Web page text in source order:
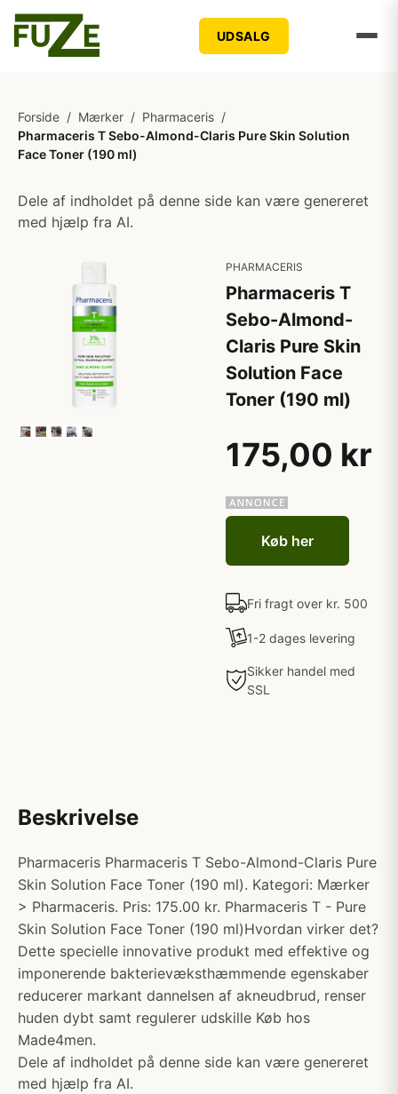
UDSALG
Forside / Mærker / Pharmaceris /
Pharmaceris T Sebo-Almond-Claris Pure Skin Solution
Face Toner (190 ml)
Dele af indholdet på denne side kan være genereret
med hjælp fra AI.
PHARMACERIS
Pharmaceris T
Sebo-Almond-
Claris Pure Skin
Solution Face
Toner (190 ml)
175,00 kr
Køb her
Fri fragt over kr. 500
1-2 dages levering
Sikker handel med
SSL
Beskrivelse
Pharmaceris Pharmaceris T Sebo-Almond-Claris Pure
Skin Solution Face Toner (190 ml). Kategori: Mærker
> Pharmaceris. Pris: 175.00 kr. Pharmaceris T - Pure
Skin Solution Face Toner (190 ml)Hvordan virker det?
Dette specielle innovative produkt med effektive og
imponerende bakterievæksthæmmende egenskaber
reducerer markant dannelsen af akneudbrud, renser
huden dybt samt regulerer udskille Køb hos
Made4men.
Dele af indholdet på denne side kan være genereret
med hjælp fra AI.